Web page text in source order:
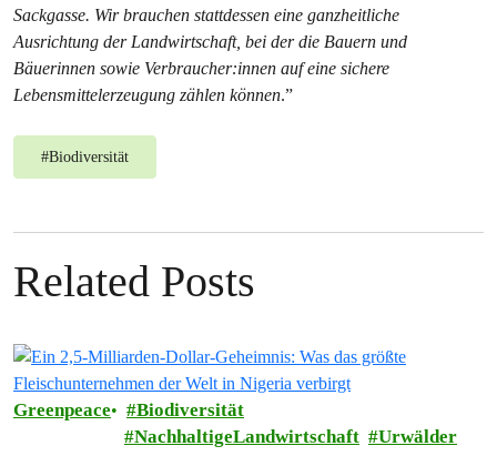
Sackgasse. Wir brauchen stattdessen eine ganzheitliche
Ausrichtung der Landwirtschaft, bei der die Bauern und
Bäuerinnen sowie Verbraucher:innen auf eine sichere
Lebensmittelerzeugung zählen können.”
#Biodiversität
Related Posts
Greenpeace
Biodiversität
NachhaltigeLandwirtschaft
Urwälder